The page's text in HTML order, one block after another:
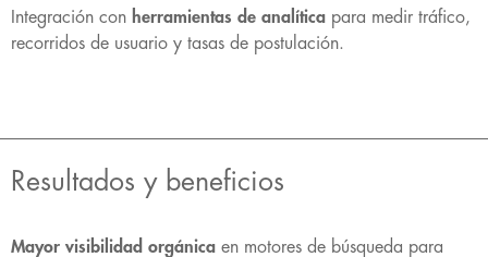
Integración con herramientas de analítica para medir tráfico,
recorridos de usuario y tasas de postulación.
Resultados y beneficios
Mayor visibilidad orgánica en motores de búsqueda para